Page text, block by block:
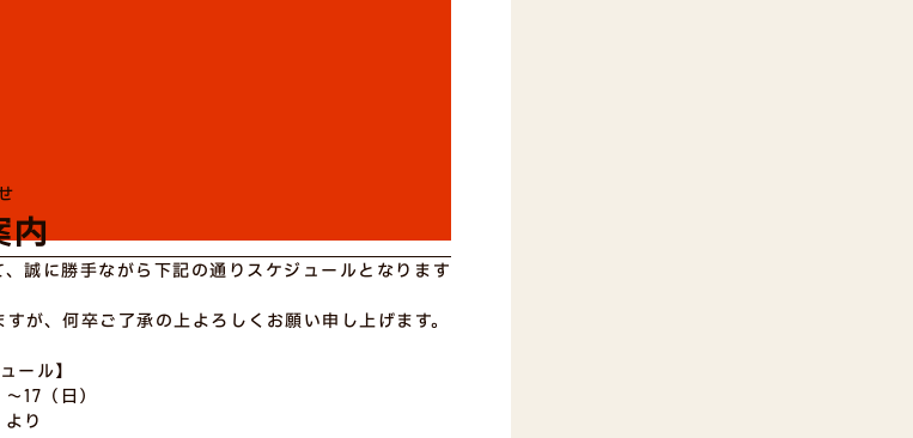
内
誠に勝手ながら下記の通りスケジュールとなります
が、何卒ご了承の上よろしくお願い申し上げます。
ール】
（日）
り